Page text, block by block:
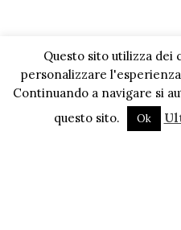
Questo sito utilizza
personalizzare
Continuando a navigare si
questo sito.
Ok